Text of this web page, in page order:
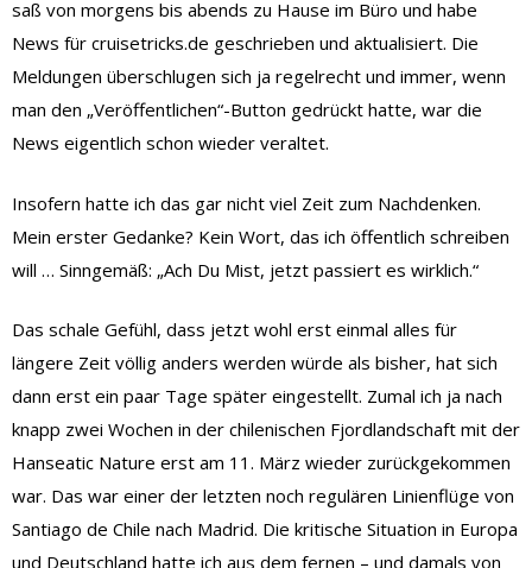
saß von morgens bis abends zu Hause im Büro und habe
News für cruisetricks.de geschrieben und aktualisiert. Die
Meldungen überschlugen sich ja regelrecht und immer, wenn
man den „Veröffentlichen“-Button gedrückt hatte, war die
News eigentlich schon wieder veraltet.
Insofern hatte ich das gar nicht viel Zeit zum Nachdenken.
Mein erster Gedanke? Kein Wort, das ich öffentlich schreiben
will … Sinngemäß: „Ach Du Mist, jetzt passiert es wirklich.“
Das schale Gefühl, dass jetzt wohl erst einmal alles für
längere Zeit völlig anders werden würde als bisher, hat sich
dann erst ein paar Tage später eingestellt. Zumal ich ja nach
knapp zwei Wochen in der chilenischen Fjordlandschaft mit der
Hanseatic Nature erst am 11. März wieder zurückgekommen
war. Das war einer der letzten noch regulären Linienflüge von
Santiago de Chile nach Madrid. Die kritische Situation in Europa
und Deutschland hatte ich aus dem fernen – und damals von